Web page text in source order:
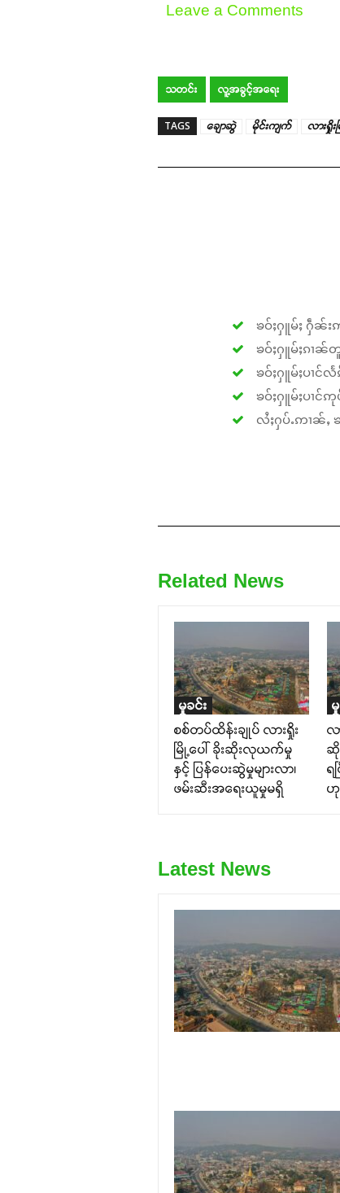
Leave a Comments
သတင်း လူ့အခွင့်အရေး
TAGS ချောဆွဲ မိုင်းကျက် လားရှိုး
ၶဝ်ႈႁူမ်ႈ ႁဵၼ်း
ၶဝ်ႈႁူမ်ႈၵၢၼ်
ၶဝ်ႈႁူမ်ႈပၢင်
ၶဝ်ႈႁူမ်ႈပၢင်ဢု
လႆႈႁပ်ႉဢၢၼ်ႇ
Related News
မှုခင်း
စစ်တပ်ထိန်းချုပ် လားရှိုး
မြို့ပေါ် ခိုးဆိုးလုယက်မှု
နှင့် ပြန်ပေးဆွဲမှုများလာ၊
ဖမ်းဆီးအရေးယူမှုမရှိ
လ
ဆို
ရ
Latest News